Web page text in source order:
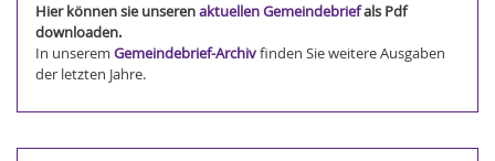
Hier können sie unserenaktuellen Gemeindebriefals Pdf
downloaden.
In unserem Gemeindebrief-Archivfinden Sie weitere Ausgaben
der letzten Jahre.